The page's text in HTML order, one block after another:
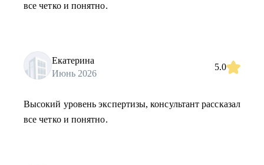
все четко и понятно.
Екатерина
Июнь 2026
5.0
Высокий уровень экспертизы, консультант рассказал
все четко и понятно.